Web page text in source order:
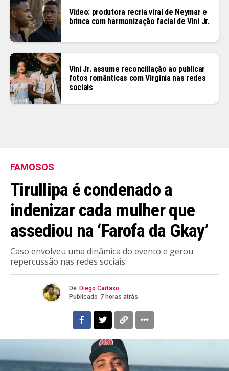
Vídeo: produtora recria viral de Neymar e
brinca com harmonização facial de Vini Jr.
Vini Jr. assume reconciliação ao publicar
fotos românticas com Virginia nas redes
sociais
FAMOSOS
Tirullipa é condenado a
indenizar cada mulher que
assediou na ‘Farofa da Gkay’
Caso envolveu uma dinâmica do evento e gerou
repercussão nas redes sociais.
De Diego Cartaxo
Publicado 7 horas atrás